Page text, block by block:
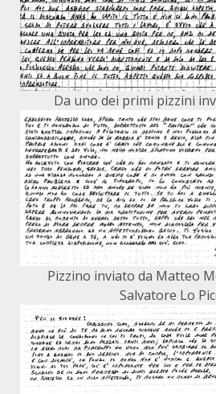
Da uno dei primi pizzini
Pizzino inviato da Matteo
Salvatore Lo